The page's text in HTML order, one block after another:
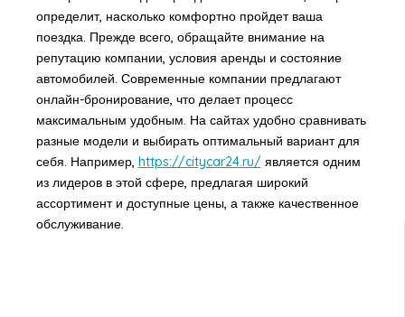
определит, насколько комфортно пройдет ваша
поездка. Прежде всего, обращайте внимание на
репутацию компании, условия аренды и состояние
автомобилей. Современные компании предлагают
онлайн-бронирование, что делает процесс
максимальным удобным. На сайтах удобно сравнивать
разные модели и выбирать оптимальный вариант для
себя. Например, https://citycar24.ru/является одним
из лидеров в этой сфере, предлагая широкий
ассортимент и доступные цены, а также качественное
обслуживание.